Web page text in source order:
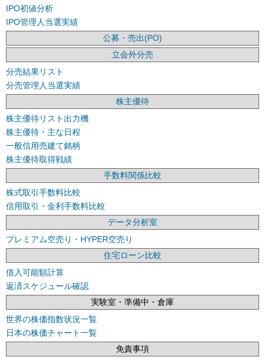
IPO初値分析
IPO管理人当選実績
公募・売出(PO)
立会外分売
分売結果リスト
分売管理人当選実績
株主優待
株主優待リスト出力機
株主優待・主な日程
一般信用売建て銘柄
株主優待取得戦績
手数料関係比較
株式取引手数料比較
信用取引・金利手数料比較
データ分析室
プレミアム空売り・HYPER空売り
住宅ローン比較
借入可能額計算
返済スケジュール確認
実験室・準備中・倉庫
世界の株価指数状況一覧
日本の株価チャート一覧
免責事項